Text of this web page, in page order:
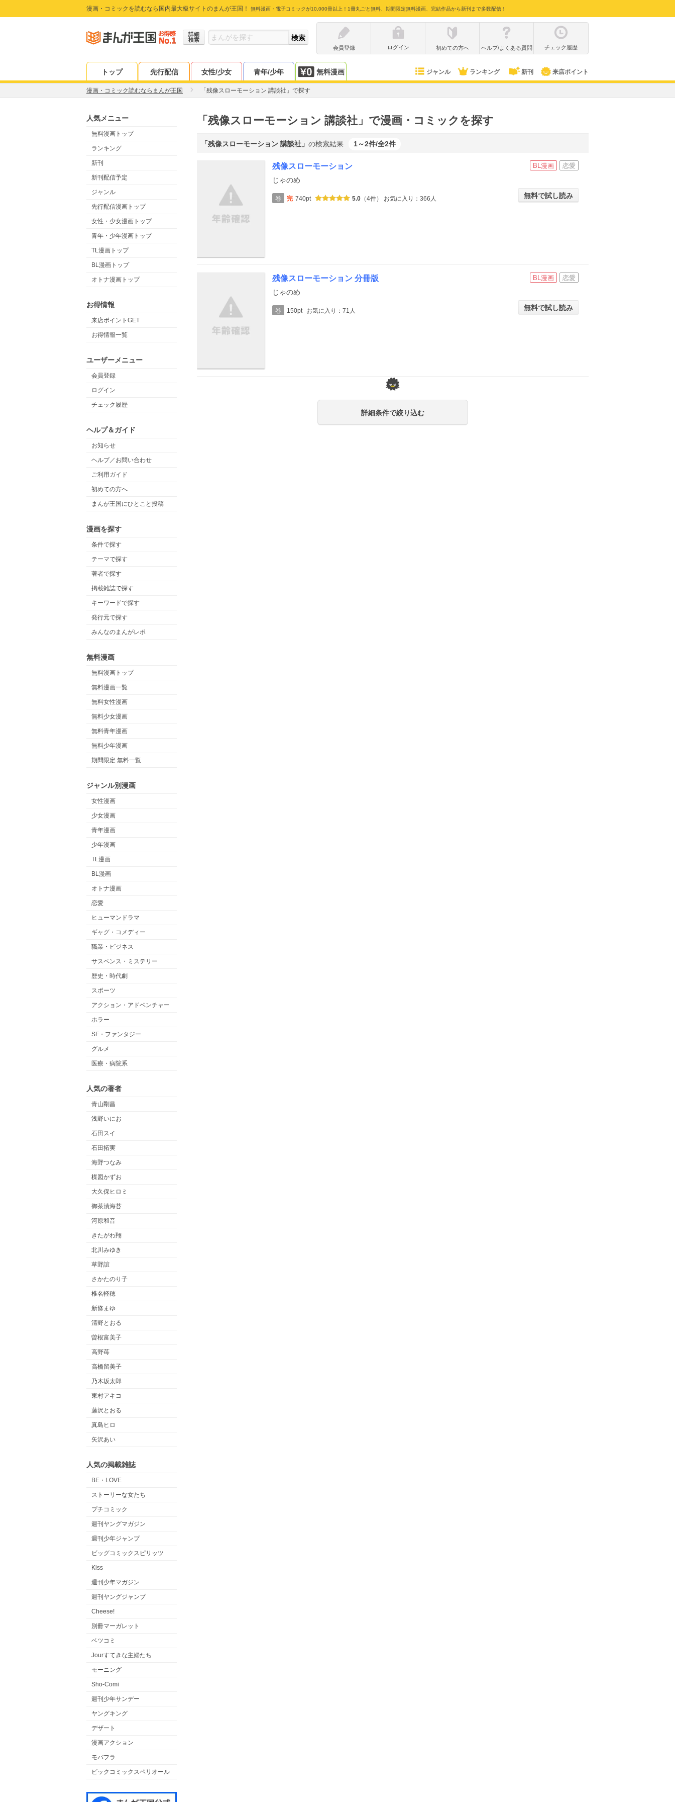
漫画・コミックを読むなら国内最大級サイトのまんが王国！ 無料漫画・電子コミックが10,000冊以上！1冊丸ごと無料、期間限定無料漫画、完結作品から新刊まで多数配信！
詳細
検索
会員登録
ログイン 初めての方へ ヘルプ/よくある質問 チェック履歴
トップ 先行配信 女性/少女 青年/少年 無料漫画 ジャンル ランキング 新刊 来店ポイント
漫画・コミック読むならまんが王国 「残像スローモーション 講談社」で探す
人気メニュー
無料漫画トップ
ランキング
新刊
新刊配信予定
ジャンル
先行配信漫画トップ
女性・少女漫画トップ
青年・少年漫画トップ
TL漫画トップ
BL漫画トップ
オトナ漫画トップ
お得情報
来店ポイントGET
お得情報一覧
ユーザーメニュー
会員登録
ログイン
チェック履歴
ヘルプ＆ガイド
お知らせ
ヘルプ／お問い合わせ
ご利用ガイド
初めての方へ
まんが王国にひとこと投稿
漫画を探す
条件で探す
テーマで探す
著者で探す
掲載雑誌で探す
キーワードで探す
発行元で探す
みんなのまんがレポ
無料漫画
無料漫画トップ
無料漫画一覧
無料女性漫画
無料少女漫画
無料青年漫画
無料少年漫画
期間限定 無料一覧
ジャンル別漫画
女性漫画
少女漫画
青年漫画
少年漫画
TL漫画
BL漫画
オトナ漫画
恋愛
ヒューマンドラマ
ギャグ・コメディー
職業・ビジネス
サスペンス・ミステリー
歴史・時代劇
スポーツ
アクション・アドベンチャー
ホラー
SF・ファンタジー
グルメ
医療・病院系
人気の著者
青山剛昌
浅野いにお
石田スイ
石田拓実
海野つなみ
楳図かずお
大久保ヒロミ
御茶漬海苔
河原和音
きたがわ翔
北川みゆき
草野誼
さかたのり子
椎名軽穂
新條まゆ
清野とおる
曽根富美子
高野苺
高橋留美子
乃木坂太郎
東村アキコ
藤沢とおる
真島ヒロ
矢沢あい
人気の掲載雑誌
BE・LOVE
ストーリーな女たち
プチコミック
週刊ヤングマガジン
週刊少年ジャンプ
ビッグコミックスピリッツ
Kiss
週刊少年マガジン
週刊ヤングジャンプ
Cheese!
別冊マーガレット
ベツコミ
Jourすてきな主婦たち
モーニング
Sho-Comi
週刊少年サンデー
ヤングキング
デザート
漫画アクション
モバフラ
ビックコミックスペリオール
「残像スローモーション 講談社」で漫画・コミックを探す
「残像スローモーション 講談社」 の検索結果 1～2件/全2件
BL漫画 恋愛
残像スローモーション
じゃのめ
無料で試し読み
巻 完 740pt 5.0 （4件） お気に入り：366人
BL漫画 恋愛
残像スローモーション 分冊版
じゃのめ
無料で試し読み
巻 150pt お気に入り：71人
詳細条件で絞り込む